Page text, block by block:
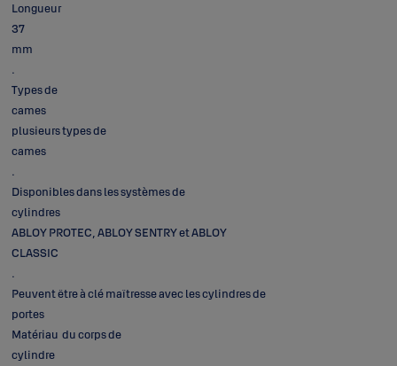
37
Types de
plusieurs types de
Disponibles dans les systèmes de
ABLOY PROTEC, ABLOY SENTRY et ABLOY
Peuvent être à clé maîtresse avec les cylindres de
portes
Matériau du corps de